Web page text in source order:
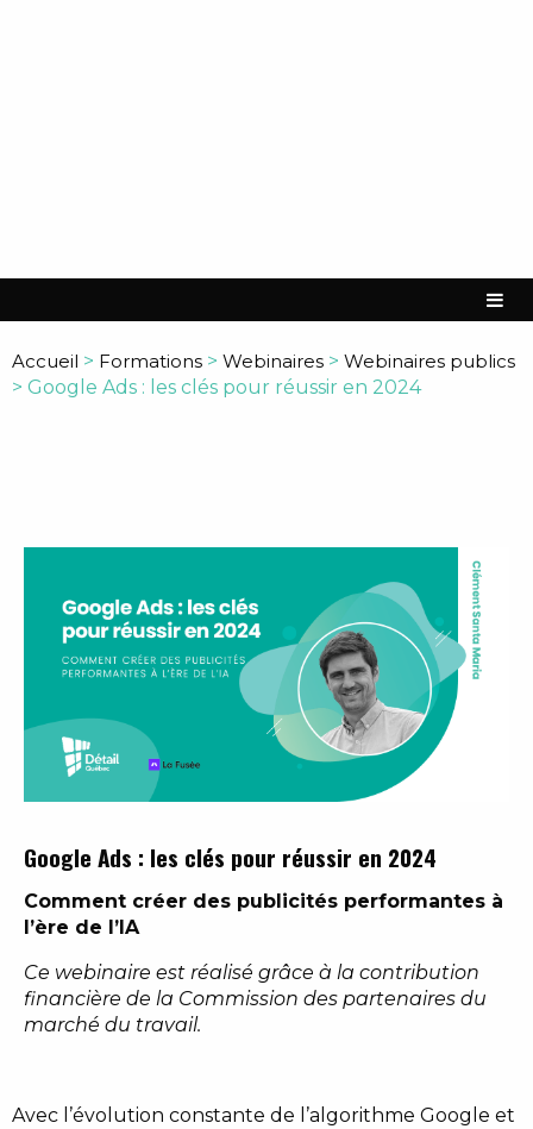
Accueil > Formations > Webinaires > Webinaires publics
> Google Ads : les clés pour réussir en 2024
Google Ads : les clés pour réussir en 2024
Comment créer des publicités performantes à
l’ère de l’IA
Ce webinaire est réalisé grâce à la contribution
financière de la Commission des partenaires du
marché du travail.
Avec l’évolution constante de l’algorithme Google et